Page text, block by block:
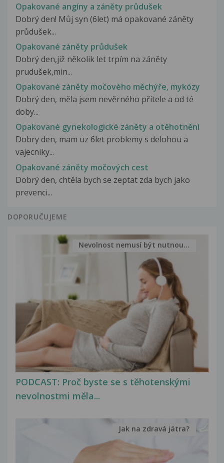
Opakované angíny a záněty průdušek
Dobrý den! Můj syn (6let) má opakované záněty
průdušek...
Opakované záněty průdušek
Dobrý den,již několik let trpím na záněty
prudušek,min...
Opakované záněty močového měchýře, mykózy
Dobrý den, měla jsem nevěrného přítele a od té
doby...
Opakované gynekologické záněty a otěhotnění
Dobry den, mam uz 6let problemy s delohou a
vajecniky...
Opakované záněty močových cest
Dobrý den, chtěla bych se zeptat zda bych jako
prevenci...
DOPORUČUJEME
PODCAST: Proč byste se s těhotenskými
nevolnostmi měla...
Nevolnost nemusí být nutnou...
Jak na zdravá játra?